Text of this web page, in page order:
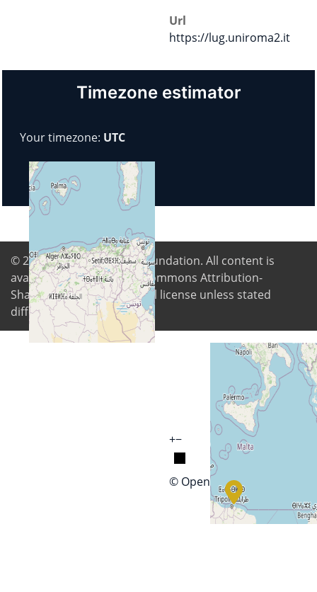
+−
© OpenStreetMap
Url
https://lug.uniroma2.it
Timezone estimator
Your timezone: UTC
© 2026Digital Freedom Foundation. All content is
available under Creative Commons Attribution-
ShareAlike 4.0 International license unless stated
differently